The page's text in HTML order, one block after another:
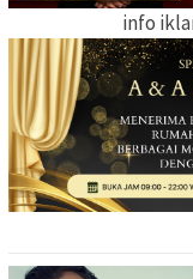
info